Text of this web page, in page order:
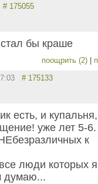
# 175055
бы краше
поощрить (2)
# 175133
есть, и
уже лет 5-6.
к
люди которых я
думаю...